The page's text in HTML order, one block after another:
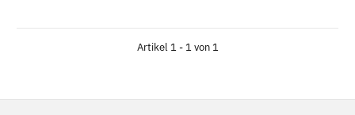
Artikel 1 - 1 von 1